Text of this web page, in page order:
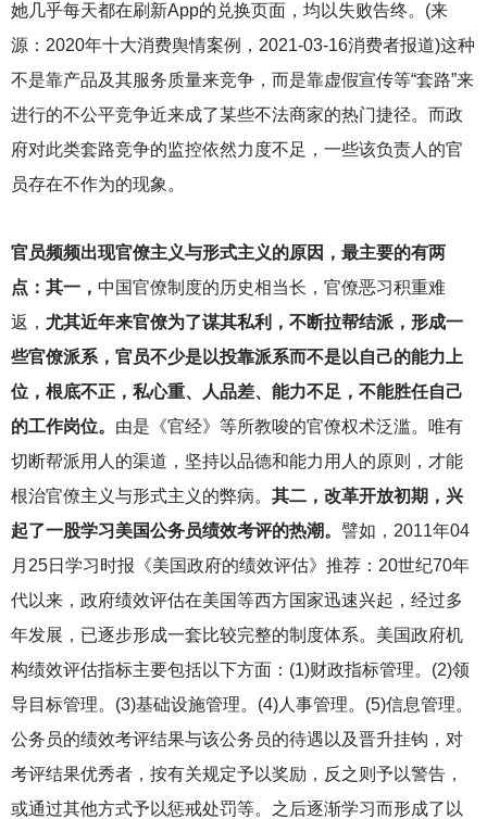
她几乎每天都在刷新App的兑换页面，均以失败告终。(来
源：2020年十大消费舆情案例，2021-03-16消费者报道)这种
不是靠产品及其服务质量来竞争，而是靠虚假宣传等“套路”来
进行的不公平竞争近来成了某些不法商家的热门捷径。而政
府对此类套路竞争的监控依然力度不足，一些该负责人的官
员存在不作为的现象。
官员频频出现官僚主义与形式主义的原因，最主要的有两
点：其一， 中国官僚制度的历史相当长，官僚恶习积重难
返， 尤其近年来官僚为了谋其私利，不断拉帮结派，形成一
些官僚派系，官员不少是以投靠派系而不是以自己的能力上
位，根底不正，私心重、人品差、能力不足，不能胜任自己
的工作岗位。 由是《官经》等所教唆的官僚权术泛滥。唯有
切断帮派用人的渠道，坚持以品德和能力用人的原则，才能
根治官僚主义与形式主义的弊病。 其二，改革开放初期，兴
起了一股学习美国公务员绩效考评的热潮。 譬如，2011年04
月25日学习时报《美国政府的绩效评估》推荐：20世纪70年
代以来，政府绩效评估在美国等西方国家迅速兴起，经过多
年发展，已逐步形成一套比较完整的制度体系。美国政府机
构绩效评估指标主要包括以下方面：(1)财政指标管理。(2)领
导目标管理。(3)基础设施管理。(4)人事管理。(5)信息管理。
公务员的绩效考评结果与该公务员的待遇以及晋升挂钩，对
考评结果优秀者，按有关规定予以奖励，反之则予以警告，
或通过其他方式予以惩戒处罚等。之后逐渐学习而形成了以